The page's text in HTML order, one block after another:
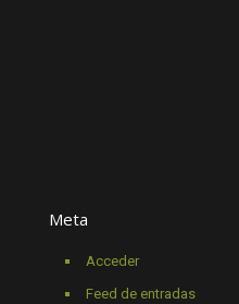
Meta
Acceder
Feed de entradas